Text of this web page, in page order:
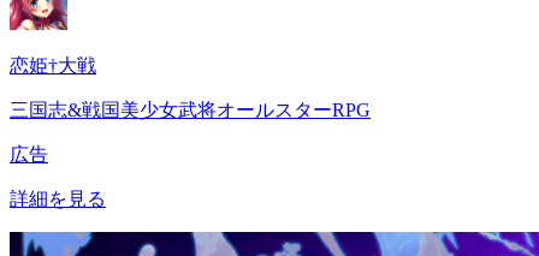
恋姫†大戦
三国志&戦国美少女武将オールスターRPG
広告
詳細を見る